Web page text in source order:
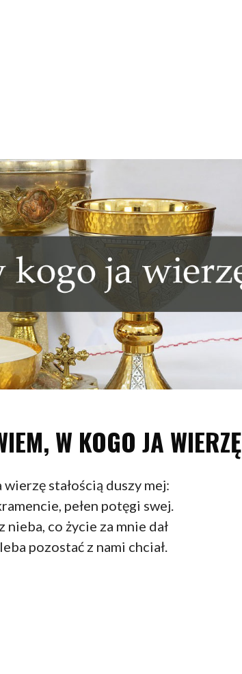
W KOGO JA WIERZĘ
wierzę stałością duszy mej:
pełen potęgi swej.
nieba, co życie za mnie dał
pozostać z nami chciał.